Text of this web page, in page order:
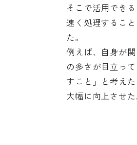
そこで活用でき
速く処理するこ
た。
例えば、自身が
の多さが目立っ
すこと」と考え
大幅に向上させ